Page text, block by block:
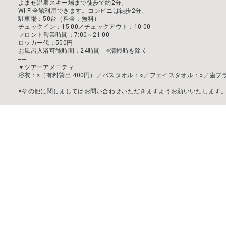
よませ温泉スキー場まで徒歩で約2分。
Wi-Fi全館利用できます。コンビニは徒歩2分。
駐車場：50台（料金：無料）
チェックイン：15:00／チェックアウト：10:00
フロント営業時間：7:00～21:00
ロッカー代：500円
お風呂入浴可能時間：24時間 ※清掃時を除く
-----
▼ツアーアメニティ
浴衣：×（有料貸出:400円）／バスタオル：○／フェイスタオル：○／歯ブ
※その他に関しましてはお問い合わせいただきますようお願いいたします。